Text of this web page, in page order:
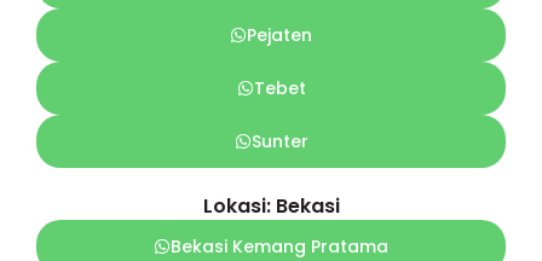
Pejaten
Tebet
Sunter
Lokasi: Bekasi
Bekasi Kemang Pratama